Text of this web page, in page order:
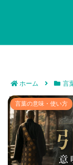
ホーム 言
引導を渡す意味と
役立つ言
言葉の意味・使い方